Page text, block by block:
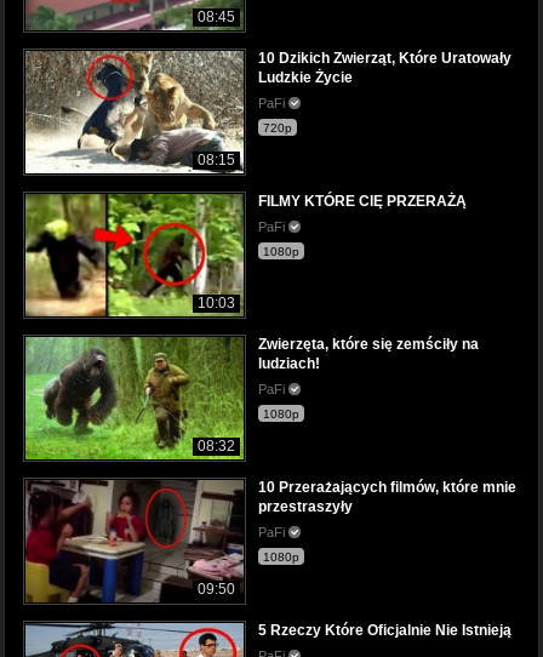
08:45
08:15
10 Dzikich Zwierząt, Które Uratowały
Ludzkie Życie
PaFi
720p
10:03
FILMY KTÓRE CIĘ PRZERAŻĄ
PaFi
1080p
08:32
Zwierzęta, które się zemściły na
ludziach!
PaFi
1080p
09:50
10 Przerażających filmów, które mnie
przestraszyły
PaFi
1080p
5 Rzeczy Które Oficjalnie Nie Istnieją